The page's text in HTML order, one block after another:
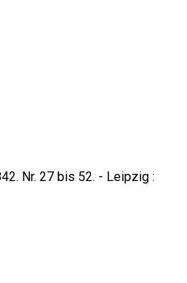
Nr. 27 bis 52. - Leipzig :